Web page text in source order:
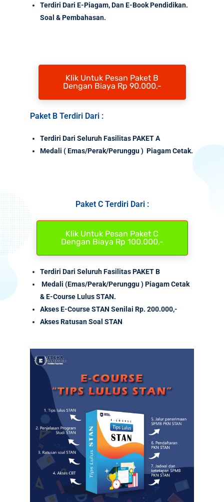
Terdiri Dari E-Piagam, Dan E-Book Pendidikan.
Soal & Pembahasan.
Klik Untuk Pesan Paket B
Dengan Biaya Rp 90.000,-
Paket B Terdiri Dari :
Terdiri Dari Seluruh Fasilitas PAKET A
Medali ( Emas/Perak/Perunggu ) Piagam Cetak.
Paket C Terdiri Dari :
Klik Untuk Pesan Paket C
Dengan Biaya Rp 100.000,-
Terdiri Dari Seluruh Fasilitas PAKET B
Medali (Emas/Perak/Perunggu ) Piagam Cetak
& E-Course Lulus STAN.
AksesE-CourseSTAN Senilai Rp. 200.000,-
Akses Ratusan Soal STAN